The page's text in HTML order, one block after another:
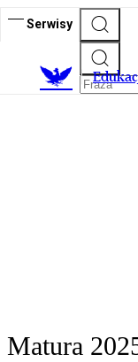
Serwisy
E
Matura